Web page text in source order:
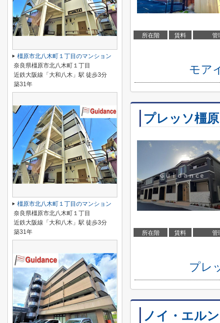
所在階 賃料 管
モア
プレッソ橿
所在階 賃料 管
プレ
ノイ・エル
橿原市北八木町１丁目のマンション
奈良県橿原市北八木町１丁目
近鉄大阪線「大和八木」駅 徒歩3分
築31年
橿原市北八木町１丁目のマンション
奈良県橿原市北八木町１丁目
近鉄大阪線「大和八木」駅 徒歩3分
築31年